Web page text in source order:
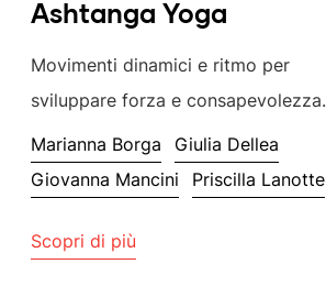
Ashtanga Yoga
Movimenti dinamici e ritmo per
sviluppare forza e consapevolezza.
Marianna Borga
Giulia Dellea
Giovanna Mancini
Priscilla Lanotte
Scopri di più